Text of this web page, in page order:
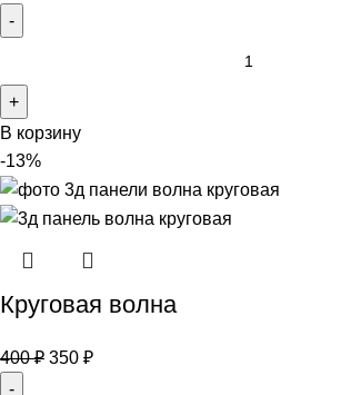
В корзину
-13%
Круговая волна
400₽ 350 ₽